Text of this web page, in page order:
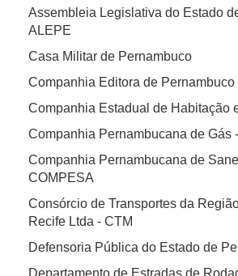
Assembleia Legislativa do Estado
ALEPE
Casa Militar de Pernambuco
Companhia Editora de Pernambuco
Companhia Estadual de Habitação
Companhia Pernambucana de Gás
Companhia Pernambucana de
COMPESA
Consórcio de Transportes da
Recife Ltda - CTM
Defensoria Pública do Estado de
Departamento de Estradas de